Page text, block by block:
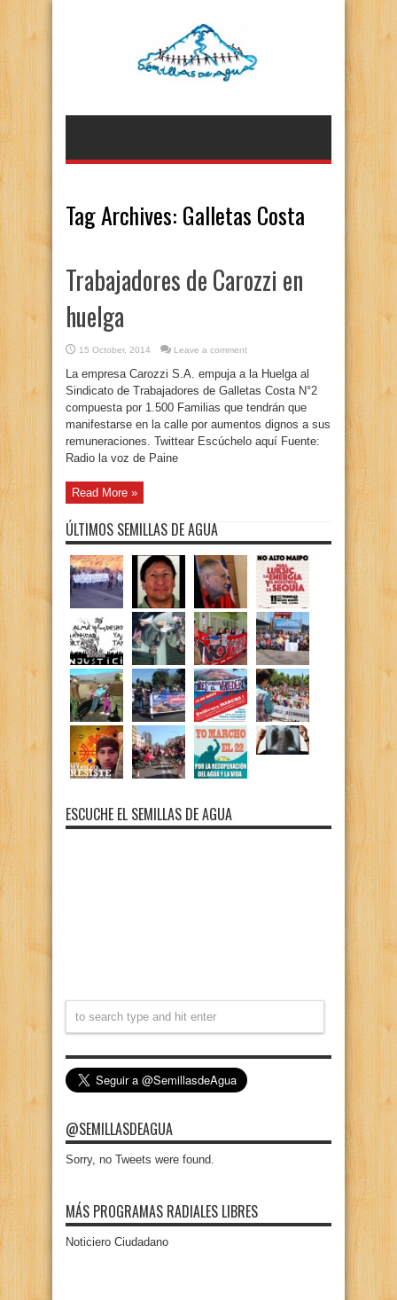
Tag Archives: Galletas Costa
Trabajadores de Carozzi en
huelga
15 October, 2014 Leave a comment
La empresa Carozzi S.A. empuja a la Huelga al
Sindicato de Trabajadores de Galletas Costa N°2
compuesta por 1.500 Familias que tendrán que
manifestarse en la calle por aumentos dignos a sus
remuneraciones. Twittear Escúchelo aquí Fuente:
Radio la voz de Paine
Read More »
ÚLTIMOS SEMILLAS DE AGUA
ESCUCHE EL SEMILLAS DE AGUA
@SEMILLASDEAGUA
Sorry, no Tweets were found.
MÁS PROGRAMAS RADIALES LIBRES
Noticiero Ciudadano